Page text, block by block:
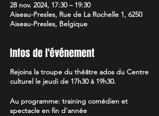
28 nov. 2024, 17:30 – 19:30
Aiseau-Presles, Rue de La Rochelle 1, 6250
Aiseau-Presles, Belgique
Infos de l'événement
Rejoins la troupe du théâtre ados du Centre
culturel le jeudi de 17h30 à 19h30.
Au programme: training comédien et
spectacle en fin d’année